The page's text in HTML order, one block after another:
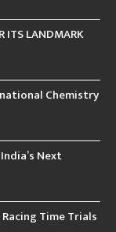
ITS LANDMARK
Chemistry
Next
Time Trials